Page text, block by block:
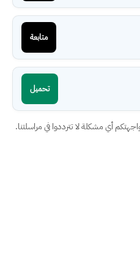
متابعة
تحميل
أي مشكلة لا تترددوا في مراسلتنا.